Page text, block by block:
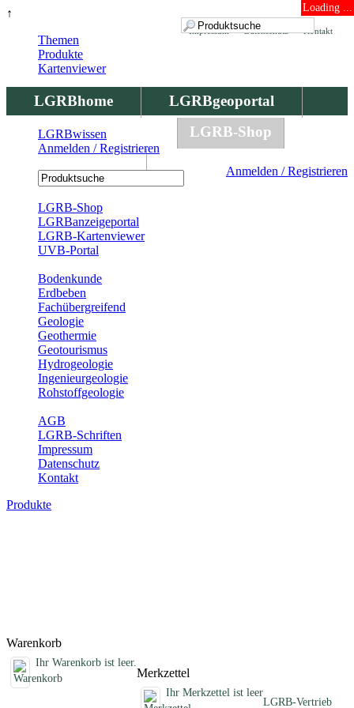
↑ Loading ...
Kontakt
Datenschutz
Impressum
LGRBhome
LGRBgeoportal
LGRBbohrungen
LGRB-Shop
Anmelden / Registrieren
Themen
Produkte
Kartenviewer
LGRBwissen
Anmelden / Registrieren
LGRB-Shop
LGRBanzeigeportal
LGRB-Kartenviewer
UVB-Portal
Bodenkunde
Erdbeben
Fachübergreifend
Geologie
Geothermie
Geotourismus
Hydrogeologie
Ingenieurgeologie
Rohstoffgeologie
AGB
LGRB-Schriften
Impressum
Datenschutz
Kontakt
Produkte
Warenkorb
Ihr Warenkorb ist leer.
Merkzettel
Ihr Merkzettel ist leer
LGRB-Vertrieb